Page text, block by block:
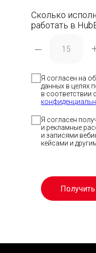
Сколько
работать в
–
Я согласен на
данных в целях
в соответствии с
Я согласен
и рекламные
и записями
кейсами и